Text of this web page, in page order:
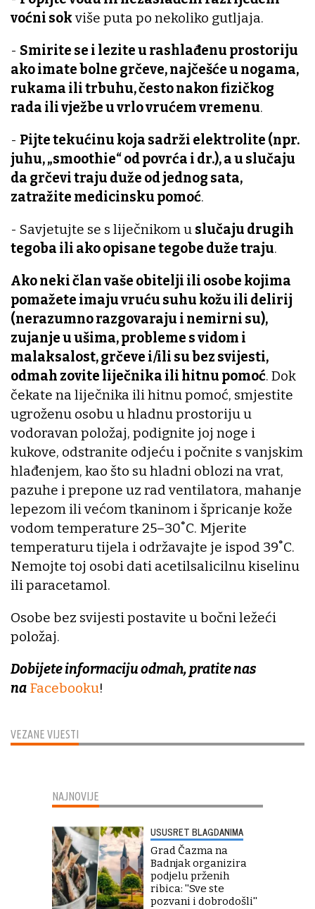
VEZANE VIJESTI
voćni sokviše puta po nekoliko gutljaja.
- Smirite se i lezite u rashlađenu prostoriju
ako imate bolne grčeve, najčešće u nogama,
rukama ili trbuhu, često nakon fizičkog
rada ili vježbe u vrlo vrućem vremenu.
- Pijte tekućinu koja sadrži elektrolite (npr.
juhu, „smoothie“ od povrća i dr.), a u slučaju
da grčevi traju duže od jednog sata,
zatražite medicinsku pomoć.
- Savjetujte se s liječnikom u slučaju drugih
tegoba ili ako opisane tegobe duže traju.
Ako neki član vaše obitelji ili osobe kojima
pomažete imaju vruću suhu kožu ili delirij
(nerazumno razgovaraju i nemirni su),
zujanje u ušima, probleme s vidom i
malaksalost, grčeve i/ili su bez svijesti,
odmah zovite liječnika ili hitnu pomoć. Dok
čekate na liječnika ili hitnu pomoć, smjestite
ugroženu osobu u hladnu prostoriju u
vodoravan položaj, podignite joj noge i
kukove, odstranite odjeću i počnite s vanjskim
hlađenjem, kao što su hladni oblozi na vrat,
pazuhe i prepone uz rad ventilatora, mahanje
lepezom ili većom tkaninom i špricanje kože
vodom temperature 25–30˚C. Mjerite
temperaturu tijela i održavajte je ispod 39˚C.
Nemojte toj osobi dati acetilsalicilnu kiselinu
ili paracetamol.
Osobe bez svijesti postavite u bočni ležeći
položaj.
Dobijete informaciju odmah, pratite nas
na Facebooku!
NAJNOVIJE
USUSRET BLAGDANIMA
Grad Čazma na
Badnjak organizira
podjelu prženih
ribica: ''Sve ste
pozvani i dobrodošli''